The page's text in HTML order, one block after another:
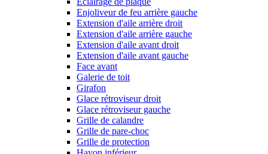
Enjoliveur de feu arrière gauche
Extension d'aile arrière droit
Extension d'aile arrière gauche
Extension d'aile avant droit
Extension d'aile avant gauche
Face avant
Galerie de toit
Girafon
Glace rétroviseur droit
Glace rétroviseur gauche
Grille de calandre
Grille de pare-choc
Grille de protection